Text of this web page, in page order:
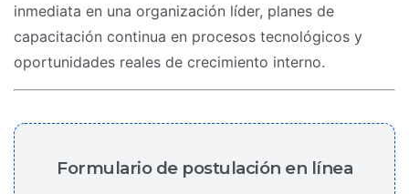
inmediata en una organización líder, planes de
capacitación continua en procesos tecnológicos y
oportunidades reales de crecimiento interno.
Formulario de postulación en línea